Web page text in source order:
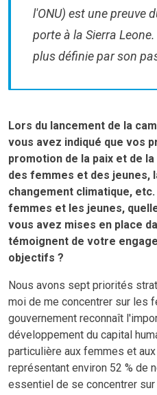
l'ONU) est une preuve
porte à la Sierra
plus définie par son
Lors du lancement de la
vous avez indiqué que vos
promotion de la paix et de
des femmes et des jeunes,
changement climatique,
femmes et les jeunes,
vous avez mises en place
témoignent de votre
objectifs ?
Nous avons sept priorités
moi de me concentrer sur les
gouvernement reconnaît
développement du capital
particulière aux femmes et
représentant environ 52 % de
essentiel de se concentrer sur